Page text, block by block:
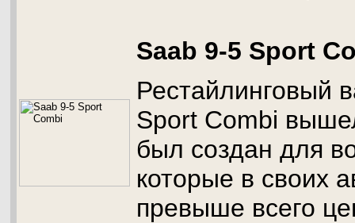
Saab 9-5 Sport
Рестайлинговый
Sport Combi
был создан для
которые в своих
превыше всего